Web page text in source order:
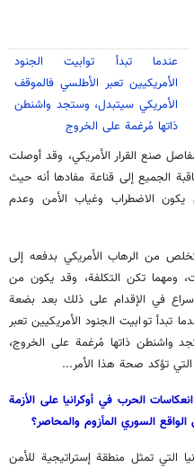
عندما تبدأ توابيت الجنود
الأمريكيين تعبر الأطلسي فالموقف
الأمريكي سيتبدل، وستجد واشنطن
ذاتها مُرغمة على الخروج
صنع القرار الأمريكي، وقد أوصلت
الجميع إلى قناعة مفادها أنه حيث
يكون الاضطراب وغياب الأمن وعدم
من الرهاب الأمريكي بدفعه إلى
ومهما تكن التكلفة، وقد يكون من
في الإقدام على ذلك بعد بضعة
توابيت الجنود الأمريكيين تعبر
واشنطن ذاتها مُرغمة على الخروج،
تؤكد صحة هذا الأمر...
الحرب في أوكرانيا على الأزمة
السوري المأزوم والمحاصر؟
التي تمثل منطقة إستراتيجية للأمن